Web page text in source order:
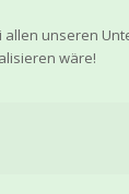
allen unseren
wäre!